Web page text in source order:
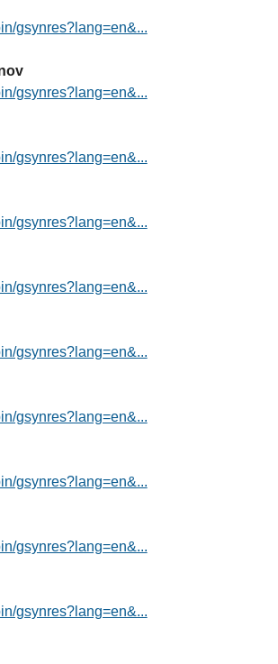
gsynres?lang=en&...
gsynres?lang=en&...
gsynres?lang=en&...
gsynres?lang=en&...
gsynres?lang=en&...
gsynres?lang=en&...
gsynres?lang=en&...
gsynres?lang=en&...
gsynres?lang=en&...
gsynres?lang=en&...